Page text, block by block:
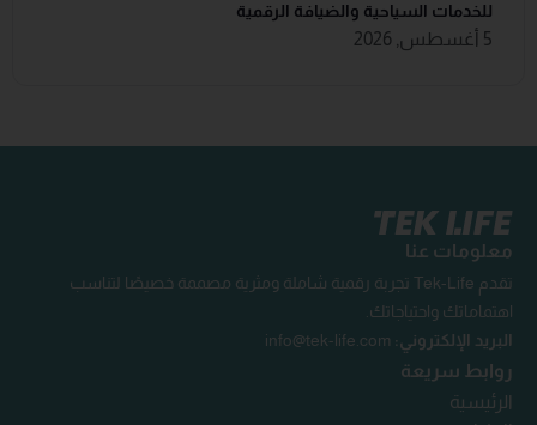
للخدمات السياحية والضيافة ‏الرقمية
5 أغسطس, 2026
معلومات عنا
تقدم Tek-Life تجربة رقمية شاملة ومثرية مصممة خصيصًا لتناسب
اهتماماتك واحتياجاتك.
البريد الإلكتروني: info@tek-life.com
روابط سريعة
الرئيسية